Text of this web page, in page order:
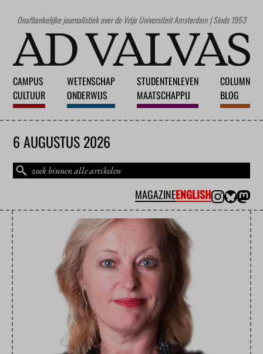
Onafhankelijke journalistiek over de Vrije Universiteit Amsterdam | Sinds 1953
CAMPUS
CULTUUR
WETENSCHAP
ONDERWIJS
STUDENTENLEVEN
MAATSCHAPPIJ
COLUMN
BLOG
6 AUGUSTUS 2026
MAGAZINEENGLISH